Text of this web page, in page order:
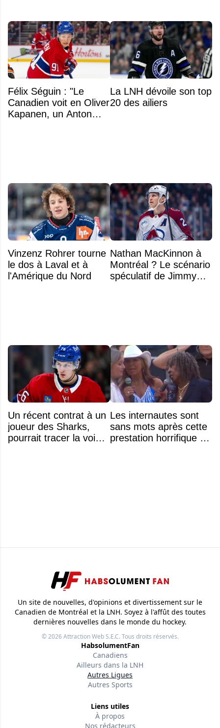
Félix Séguin : "Le
Canadien voit en Oliver
Kapanen, un Anton
La LNH dévoile son top
20 des ailiers
Vinzenz Rohrer tourne
le dos à Laval et à
l'Amérique du Nord
Nathan MacKinnon à
Montréal ? Le scénario
spéculatif de Jimmy
Un récent contrat à un
joueur des Sharks,
pourrait tracer la voie à
Les internautes sont
sans mots après cette
prestation horrifique de
Un site de nouvelles, d'opinions et divertissement sur le
Canadien de Montréal et la LNH. Soyez à l'affût des toutes
dernières nouvelles dans le monde du hockey.
© 2026Attraction Web S.E.C.Tous droits réservés.
HabsolumentFan
Canadiens
Ailleurs dans la LNH
Autres Ligues
Autres Sports
Liens utiles
À propos
Nos rédacteurs